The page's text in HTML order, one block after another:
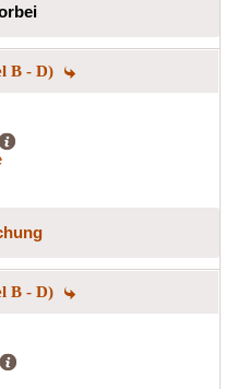
B - D)
B - D)